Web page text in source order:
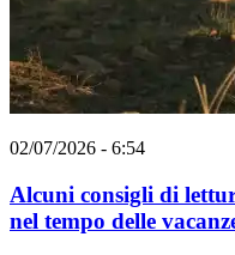
02/07/2026 - 6:54
Alcuni consigli di
nel tempo delle